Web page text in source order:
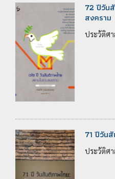
72 ปีวัน
สงคราม
ประวัติศา
71 ปีวัน
ประวัติศา